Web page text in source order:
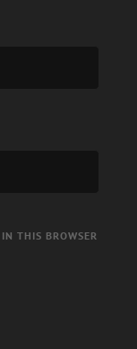
THIS BROWSER